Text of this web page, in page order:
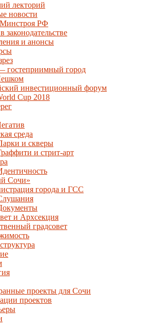
лекторий
новости
РФ
законодательстве
и анонсы
гостеприимный город
инвестиционный форум
Cup 2018
среда
и скверы
и стрит-арт
Сочи»
города и ГСС
и Архсекция
градсовет
проекты для Сочи
проектов